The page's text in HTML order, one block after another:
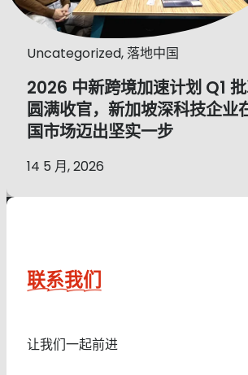
Uncategorized, 落地中国
2026 中新跨境加速计划 Q1
圆满收官，新加坡深科技企业
国市场迈出坚实一步
14 5 月, 2026
联系我们
让我们一起前进